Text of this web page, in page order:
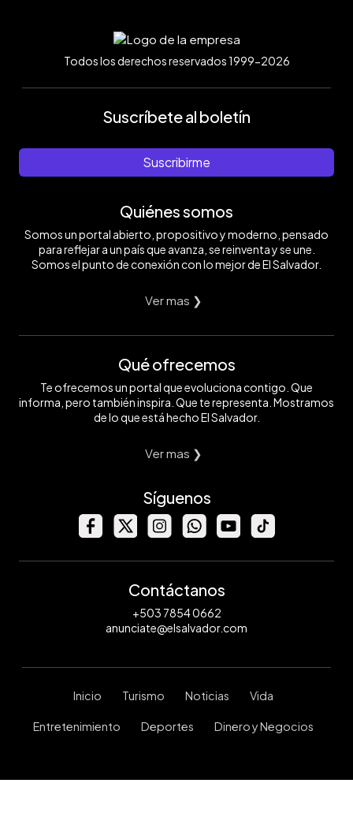
Todos los derechos reservados 1999-2026
Suscríbete al boletín
Suscribirme
Quiénes somos
Somos un portal abierto, propositivo y moderno, pensado
para reflejar a un país que avanza, se reinventa y se une.
Somos el punto de conexión con lo mejor de El Salvador.
Ver mas ❯
Qué ofrecemos
Te ofrecemos un portal que evoluciona contigo. Que
informa, pero también inspira. Que te representa. Mostramos
de lo que está hecho El Salvador.
Ver mas ❯
Síguenos
Contáctanos
+503 7854 0662
anunciate@elsalvador.com
Inicio Turismo Noticias Vida
Entretenimiento Deportes Dinero y Negocios